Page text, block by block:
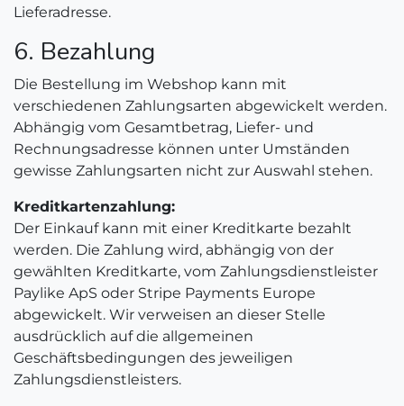
Lieferadresse.
6. Bezahlung
Die Bestellung im Webshop kann mit
verschiedenen Zahlungsarten abgewickelt werden.
Abhängig vom Gesamtbetrag, Liefer- und
Rechnungsadresse können unter Umständen
gewisse Zahlungsarten nicht zur Auswahl stehen.
Kreditkartenzahlung:
Der Einkauf kann mit einer Kreditkarte bezahlt
werden. Die Zahlung wird, abhängig von der
gewählten Kreditkarte, vom Zahlungsdienstleister
Paylike ApS oder Stripe Payments Europe
abgewickelt. Wir verweisen an dieser Stelle
ausdrücklich auf die allgemeinen
Geschäftsbedingungen des jeweiligen
Zahlungsdienstleisters. ​